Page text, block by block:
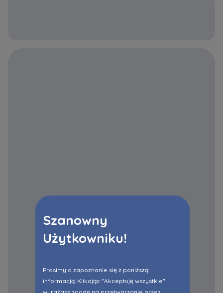
Szanowny
Użytkowniku!
Prosimy o zapoznanie się z poniższą
informacją. Klikając "Akceptuję wszystkie"